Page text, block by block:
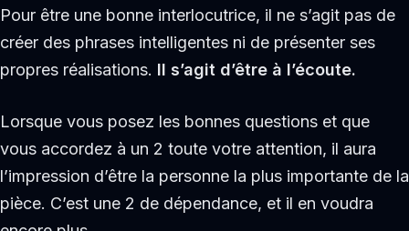
Pour être une bonne interlocutrice, il ne s’agit pas de
créer des phrases intelligentes ni de présenter ses
propres réalisations. Il s’agit d’être à l’écoute.
Lorsque vous posez les bonnes questions et que
vous accordez à un 2 toute votre attention, il aura
l’impression d’être la personne la plus importante de la
pièce. C’est une 2 de dépendance, et il en voudra